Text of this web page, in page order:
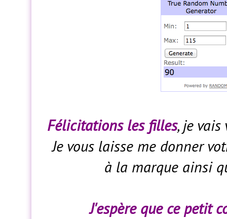
Félicitations les filles, je
Je vous laisse me donner
à la marque ainsi
J'espère que ce petit